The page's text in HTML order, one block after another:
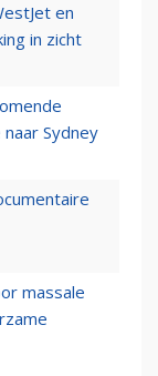
en
in zicht
Sydney
massale